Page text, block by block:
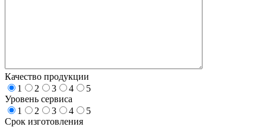
Качество продукции
1
2 3 4
5
Уровень сервиса
1
2 3 4
5
Срок изготовления